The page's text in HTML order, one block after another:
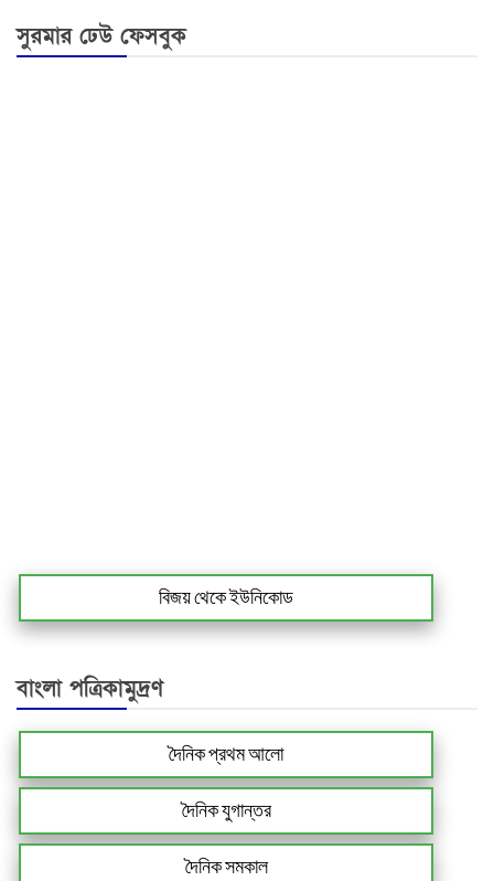
সুরমার ঢেউ ফেসবুক
বিজয় থেকে ইউনিকোড
বাংলা পত্রিকামুদ্রণ
দৈনিক প্রথম আলো
দৈনিক যুগান্তর
দৈনিক সমকাল